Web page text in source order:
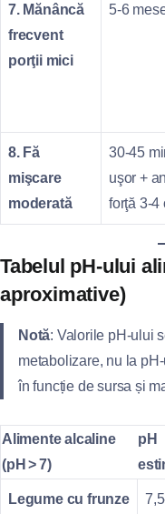
7. Mănâncă
frecvent
porţii mici
5‑6
8. Fă
mişcare
moderată
30‑45
uşor +
forţă 3‑4
Tabelul pH‑ului
aproximative)
Notă: Valorile pH‑ului
metabolizare, nu la
în funcție de sursa și
Alimente alcaline
(pH > 7)
pH
Legume cu frunze